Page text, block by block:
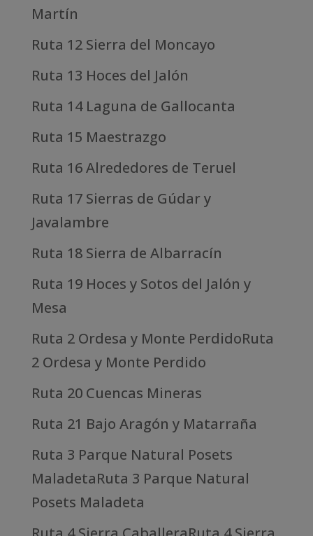
Martín
Ruta 12 Sierra del Moncayo
Ruta 13 Hoces del Jalón
Ruta 14 Laguna de Gallocanta
Ruta 15 Maestrazgo
Ruta 16 Alrededores de Teruel
Ruta 17 Sierras de Gúdar y
Javalambre
Ruta 18 Sierra de Albarracín
Ruta 19 Hoces y Sotos del Jalón y
Mesa
Ruta 2 Ordesa y Monte PerdidoRuta
2 Ordesa y Monte Perdido
Ruta 20 Cuencas Mineras
Ruta 21 Bajo Aragón y Matarraña
Ruta 3 Parque Natural Posets
MaladetaRuta 3 Parque Natural
Posets Maladeta